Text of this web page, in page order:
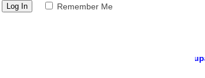
Remember Me
MTs Negeri 12 Tanah Datar, Kabupaten